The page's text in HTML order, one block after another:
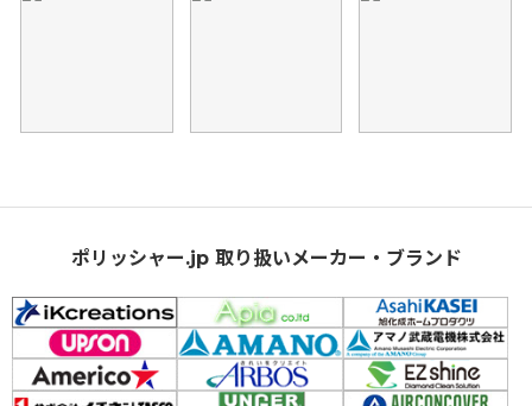
ポリッシャー.jp 取り扱いメーカー・ブランド